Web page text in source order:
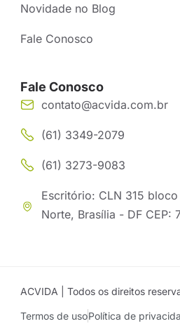
Novidade no Blog
Fale Conosco
Fale Conosco
contato@acvida.com.br
(61) 3349-2079
(61) 3273-9083
Escritório: CLN 315 bloco
Norte, Brasília - DF CEP:
ACVIDA | Todos os direitos
Termos de usoPolítica de